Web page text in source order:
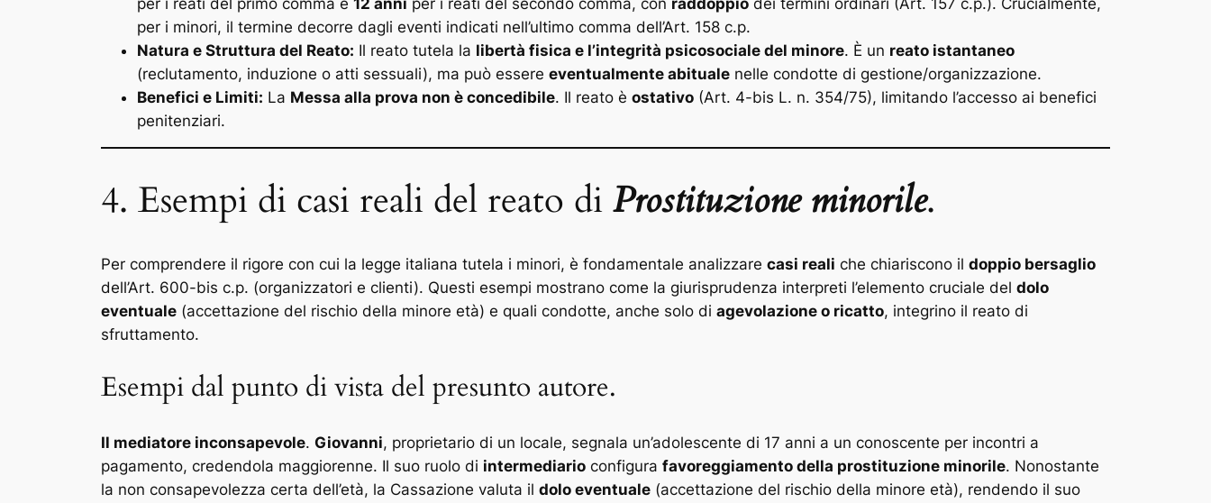
per i minori, il termine decorre dagli eventi indicati nell’ultimo comma dell’Art. 158 c.p.
Natura e Struttura del Reato: Il reato tutela la libertà fisica e l’integrità psicosociale del minore. È un reato istantaneo
(reclutamento, induzione o atti sessuali), ma può essere eventualmente abituale nelle condotte di gestione/organizzazione.
Benefici e Limiti: La Messa alla prova non è concedibile. Il reato è ostativo (Art. 4-bis L. n. 354/75), limitando l’accesso ai benefici
penitenziari.
4. Esempi di casi reali del reato di Prostituzione minorile.
Per comprendere il rigore con cui la legge italiana tutela i minori, è fondamentale analizzare casi reali che chiariscono il doppio bersaglio
dell’Art. 600-bis c.p. (organizzatori e clienti). Questi esempi mostrano come la giurisprudenza interpreti l’elemento cruciale del dolo
eventuale (accettazione del rischio della minore età) e quali condotte, anche solo di agevolazione o ricatto, integrino il reato di
sfruttamento.
Esempi dal punto di vista del presunto autore.
Il mediatore inconsapevole. Giovanni, proprietario di un locale, segnala un’adolescente di 17 anni a un conoscente per incontri a
pagamento, credendola maggiorenne. Il suo ruolo di intermediario configura favoreggiamento della prostituzione minorile. Nonostante
la non consapevolezza certa dell’età, la Cassazione valuta il dolo eventuale (accettazione del rischio della minore età), rendendo il suo